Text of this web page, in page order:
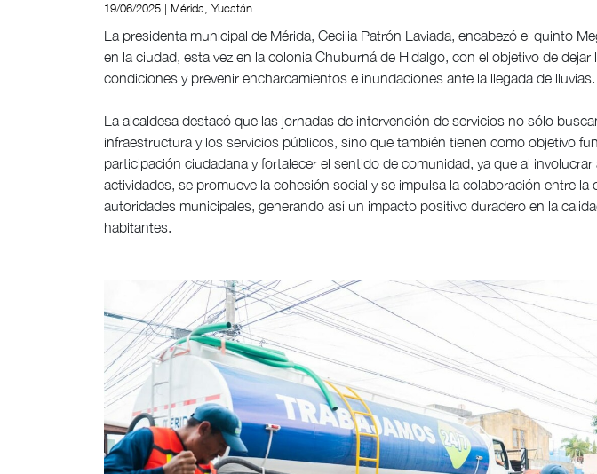
19/06/2025 | Mérida, Yucatán
La presidenta municipal de Mérida, Cecilia Patrón Laviada, encabezó el quinto
en la ciudad, esta vez en la colonia Chuburná de Hidalgo, con el objetivo de dejar
condiciones y prevenir encharcamientos e inundaciones ante la llegada de lluvias.
La alcaldesa destacó que las jornadas de intervención de servicios no sólo
infraestructura y los servicios públicos, sino que también tienen como objetivo
participación ciudadana y fortalecer el sentido de comunidad, ya que al
actividades, se promueve la cohesión social y se impulsa la colaboración entre la
autoridades municipales, generando así un impacto positivo duradero en la
habitantes.